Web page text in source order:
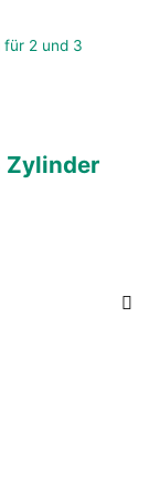
Zylinder